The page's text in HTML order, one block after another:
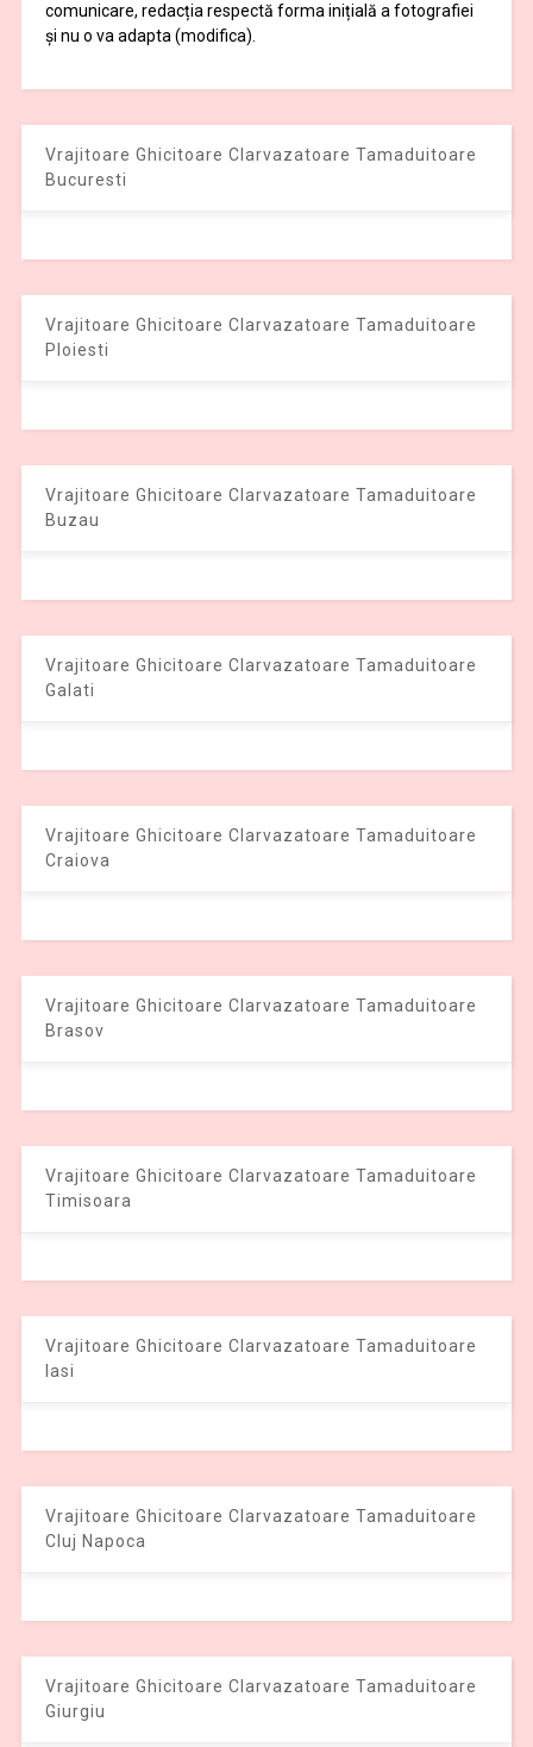
comunicare, redacția respectă forma inițială a fotografiei
și nu o va adapta (modifica).
Vrajitoare Ghicitoare Clarvazatoare Tamaduitoare
Bucuresti
Vrajitoare Ghicitoare Clarvazatoare Tamaduitoare
Ploiesti
Vrajitoare Ghicitoare Clarvazatoare Tamaduitoare
Buzau
Vrajitoare Ghicitoare Clarvazatoare Tamaduitoare
Galati
Vrajitoare Ghicitoare Clarvazatoare Tamaduitoare
Craiova
Vrajitoare Ghicitoare Clarvazatoare Tamaduitoare
Brasov
Vrajitoare Ghicitoare Clarvazatoare Tamaduitoare
Timisoara
Vrajitoare Ghicitoare Clarvazatoare Tamaduitoare
Iasi
Vrajitoare Ghicitoare Clarvazatoare Tamaduitoare
Cluj Napoca
Vrajitoare Ghicitoare Clarvazatoare Tamaduitoare
Giurgiu